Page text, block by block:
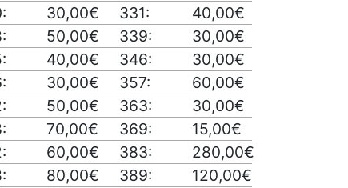
30,00€ 331:
40,00€
50,00€ 339:
30,00€
40,00€ 346:
30,00€
30,00€ 357:
60,00€
50,00€ 363:
30,00€
70,00€ 369:
15,00€
60,00€ 383:
280,00€
80,00€ 389:
120,00€